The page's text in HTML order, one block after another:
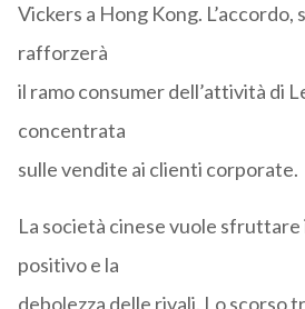
Vickers a Hong Kong. L’accordo,
rafforzerà
il ramo consumer dell’attività di
concentrata
sulle vendite ai clienti corporate.
La società cinese vuole sfruttare
positivo e la
debolezza delle rivali. Lo scorso